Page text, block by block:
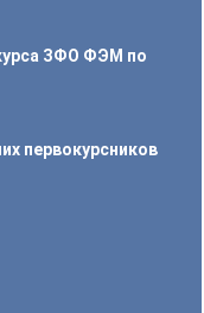
ЗФО ФЭМ по
первокурсников